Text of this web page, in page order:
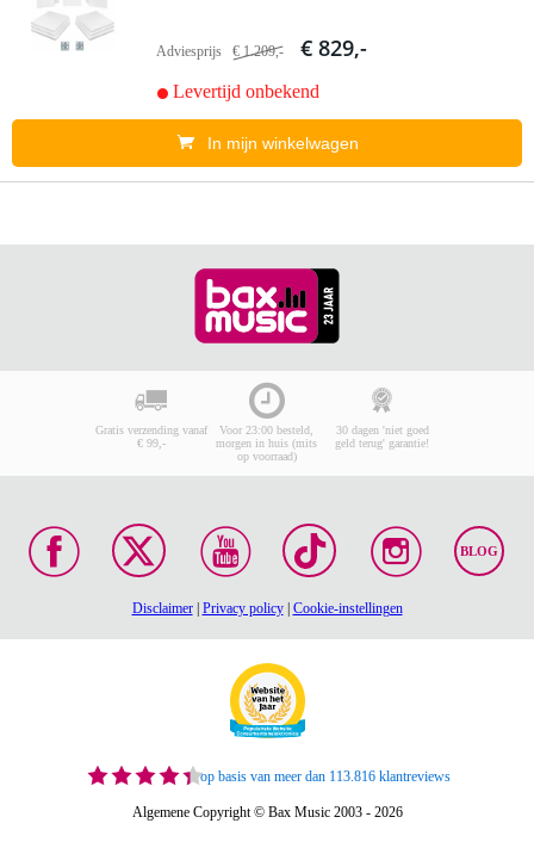
Adviesprijs € 1.209,- € 829,-
Levertijd onbekend
In mijn winkelwagen
Gratis verzending vanaf
€ 99,-
Voor 23:00 besteld,
morgen in huis (mits
op voorraad)
30 dagen 'niet goed
geld terug' garantie!
BLOG
Disclaimer| Privacy policy| Cookie-instellingen
op basis van meer dan 113.816 klantreviews
Algemene Copyright © Bax Music 2003 - 2026